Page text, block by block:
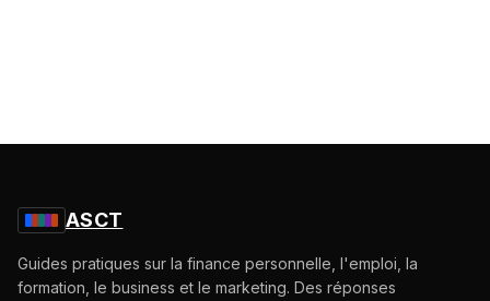
ASCT
Guides pratiques sur la finance personnelle, l'emploi, la
formation, le business et le marketing. Des réponses